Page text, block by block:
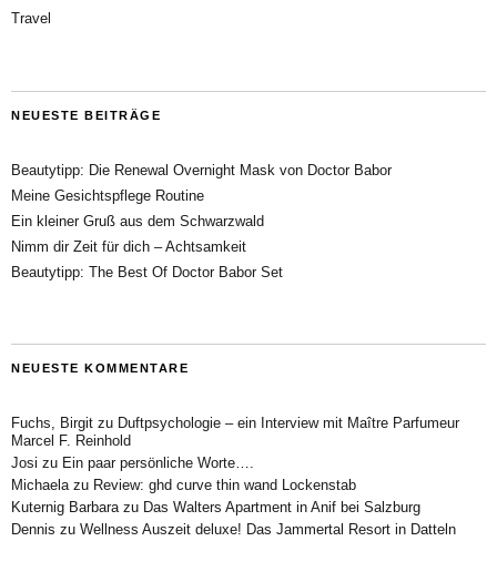
Travel
NEUESTE BEITRÄGE
Beautytipp: Die Renewal Overnight Mask von Doctor Babor
Meine Gesichtspflege Routine
Ein kleiner Gruß aus dem Schwarzwald
Nimm dir Zeit für dich – Achtsamkeit
Beautytipp: The Best Of Doctor Babor Set
NEUESTE KOMMENTARE
Fuchs, Birgit zu Duftpsychologie – ein Interview mit Maître Parfumeur
Marcel F. Reinhold
Josi zu Ein paar persönliche Worte….
Michaela zu Review: ghd curve thin wand Lockenstab
Kuternig Barbara zu Das Walters Apartment in Anif bei Salzburg
Dennis zu Wellness Auszeit deluxe! Das Jammertal Resort in Datteln